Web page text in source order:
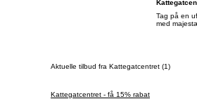
Tag på en
med
Aktuelle tilbud fra Kattegatcentret (1)
Kattegatcentret - få 15% rabat